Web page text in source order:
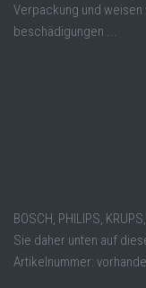
Verpackung und
beschädigungen ...
BOSCH, PHILIPS,
Sie daher unten auf
Artikelnummer: